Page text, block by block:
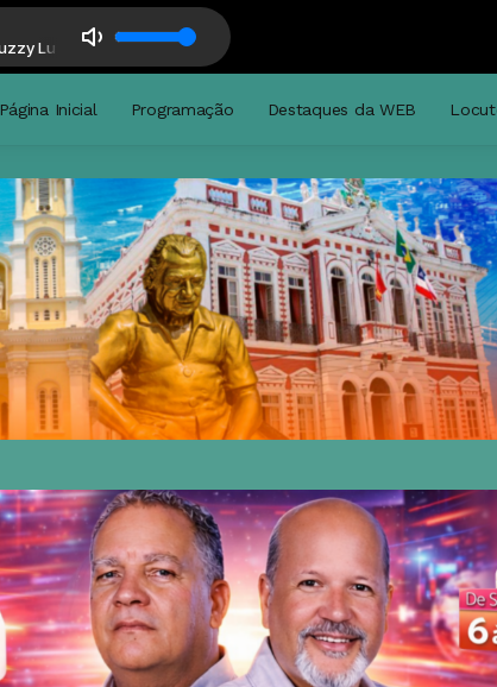
Página Inicial Programação Destaques da WEB